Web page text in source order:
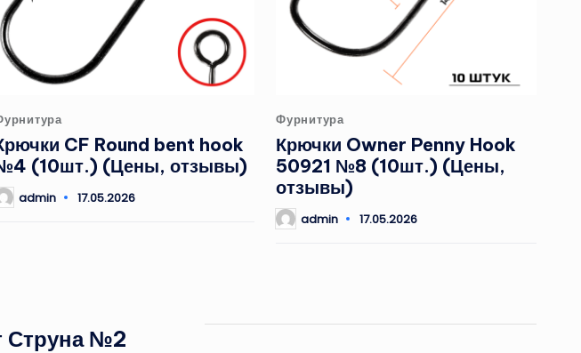
CF Round bent hook
(10шт.) (Цены, отзывы)
admin 17.05.2026
Опубликовано
в
Фурнитура
Крючки Owner Penny Hook
50921 №8 (10шт.) (Цены,
отзывы)
Записьadmin 17.05.2026
Струна №2